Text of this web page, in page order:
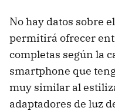
No hay datos sobre
permitirá ofrecer
completas según la
smartphone que
muy similar al
adaptadores de luz